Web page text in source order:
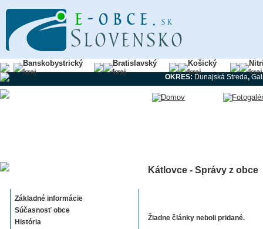
Banskobystrický
kraj
Bratislavský
kraj
Košický
kraj
kraj
OKRES: Dunajská Streda,
Základné informácie
Súčasnosť obce
História
Kátlovce - Správy z obce
Žiadne články neboli pridané.